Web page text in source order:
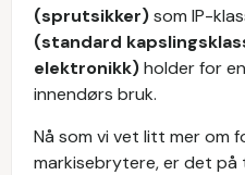
(sprutsikker)som IP-
(standard
elektronikk)holder for
innendørs bruk.
Nå som vi vet litt mer om
markisebrytere, er det på